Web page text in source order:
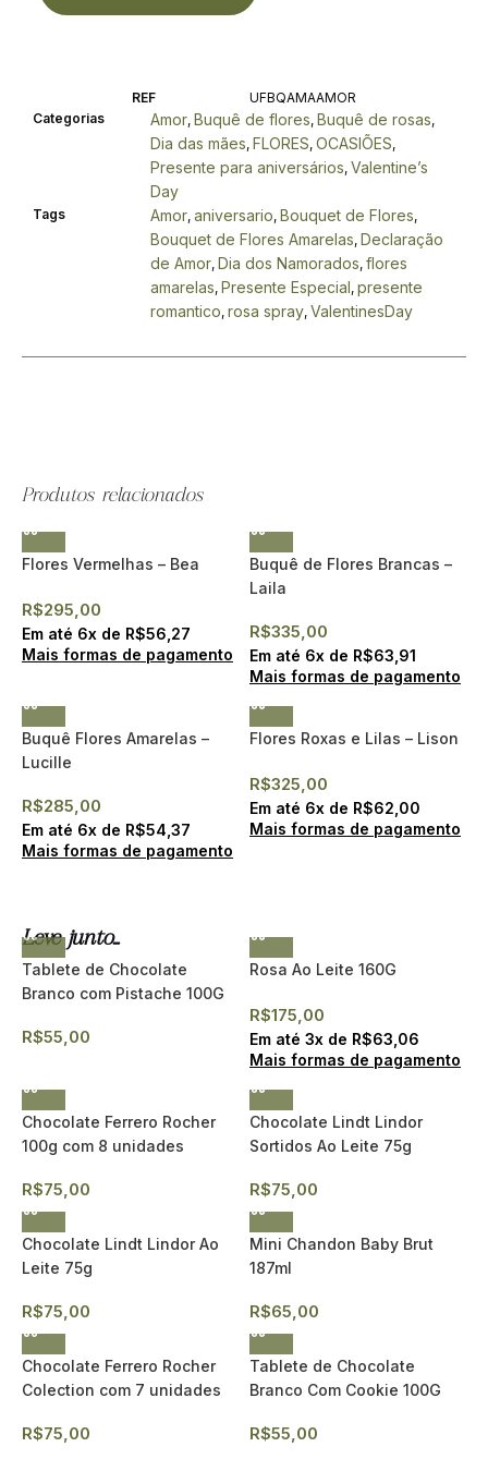
Produtos relacionados
Flores Vermelhas – Bea
R$295,00
Em até 6x de R$56,27
Mais formas de pagamento
Buquê de Flores Brancas –
Laila
R$335,00
Em até 6x de R$63,91
Mais formas de pagamento
Buquê Flores Amarelas –
Lucille
R$285,00
Em até 6x de R$54,37
Mais formas de pagamento
Flores Roxas e Lilas – Lison
R$325,00
Em até 6x de R$62,00
Mais formas de pagamento
Leve junto...
Tablete de Chocolate
Branco com Pistache 100G
R$55,00
Rosa Ao Leite 160G
R$175,00
Em até 3x de R$63,06
Mais formas de pagamento
Chocolate Ferrero Rocher
100g com 8 unidades
R$75,00
Chocolate Lindt Lindor
Sortidos Ao Leite 75g
R$75,00
Chocolate Lindt Lindor Ao
Leite 75g
R$75,00
Mini Chandon Baby Brut
187ml
R$65,00
Chocolate Ferrero Rocher
Colection com 7 unidades
R$75,00
Tablete de Chocolate
Branco Com Cookie 100G
R$55,00
REF
UFBQAMAAMOR
Categorias
Amor, Buquê de flores, Buquê de rosas,
Dia das mães, FLORES, OCASIÕES,
Presente para aniversários, Valentine’s
Day
Tags Amor, aniversario, Bouquet de Flores,
Bouquet de Flores Amarelas, Declaração
de Amor, Dia dos Namorados, flores
amarelas, Presente Especial, presente
romantico, rosa spray, ValentinesDay